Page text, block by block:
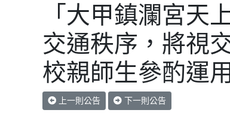
「大甲鎮瀾宮天
交通秩序，將視
校親師生參酌運
上一則公告 下一則公告